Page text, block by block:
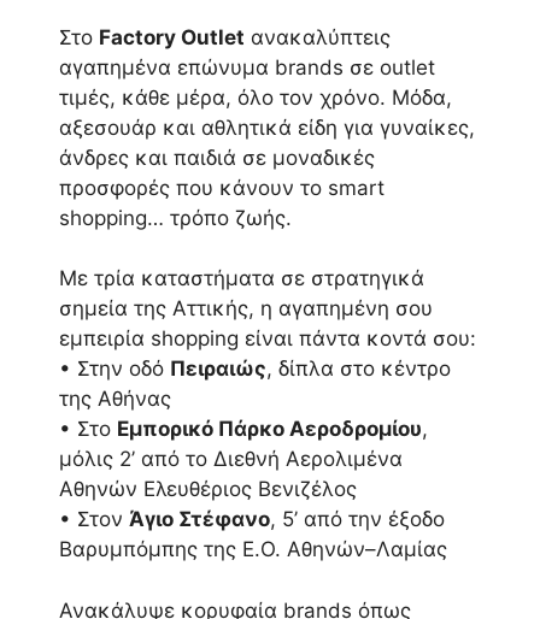
Στο Factory Outlet ανακαλύπτεις
αγαπημένα επώνυμα brands σε outlet
τιμές, κάθε μέρα, όλο τον χρόνο. Μόδα,
αξεσουάρ και αθλητικά είδη για γυναίκες,
άνδρες και παιδιά σε μοναδικές
προσφορές που κάνουν το smart
shopping… τρόπο ζωής.
Με τρία καταστήματα σε στρατηγικά
σημεία της Αττικής, η αγαπημένη σου
εμπειρία shopping είναι πάντα κοντά σου:
• Στην οδό Πειραιώς, δίπλα στο κέντρο
της Αθήνας
• Στο Εμπορικό Πάρκο Αεροδρομίου,
μόλις 2’ από το Διεθνή Αερολιμένα
Αθηνών Ελευθέριος Βενιζέλος
• Στον Άγιο Στέφανο, 5’ από την έξοδο
Βαρυμπόμπης της Ε.Ο. Αθηνών–Λαμίας
Ανακάλυψε κορυφαία brands όπως